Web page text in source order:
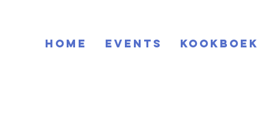
Home EVENTS KOOKBOEK